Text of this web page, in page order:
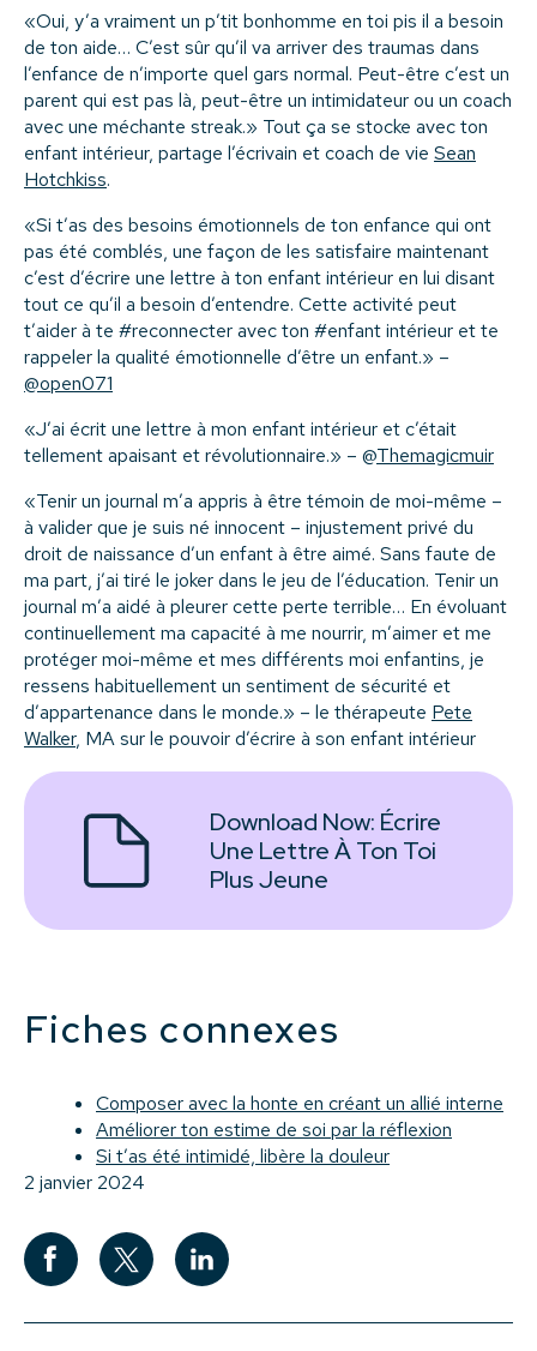
«Oui, y’a vraiment un p’tit bonhomme en toi pis il a besoin
de ton aide… C’est sûr qu’il va arriver des traumas dans
l’enfance de n’importe quel gars normal. Peut-être c’est un
parent qui est pas là, peut-être un intimidateur ou un coach
avec une méchante streak.» Tout ça se stocke avec ton
enfant intérieur, partage l’écrivain et coach de vie Sean
Hotchkiss.
«Si t’as des besoins émotionnels de ton enfance qui ont
pas été comblés, une façon de les satisfaire maintenant
c’est d’écrire une lettre à ton enfant intérieur en lui disant
tout ce qu’il a besoin d’entendre. Cette activité peut
t’aider à te #reconnecter avec ton #enfant intérieur et te
rappeler la qualité émotionnelle d’être un enfant.» –
@open071
«J’ai écrit une lettre à mon enfant intérieur et c’était
tellement apaisant et révolutionnaire.» – @Themagicmuir
«Tenir un journal m’a appris à être témoin de moi-même –
à valider que je suis né innocent – injustement privé du
droit de naissance d’un enfant à être aimé. Sans faute de
ma part, j’ai tiré le joker dans le jeu de l’éducation. Tenir un
journal m’a aidé à pleurer cette perte terrible… En évoluant
continuellement ma capacité à me nourrir, m’aimer et me
protéger moi-même et mes différents moi enfantins, je
ressens habituellement un sentiment de sécurité et
d’appartenance dans le monde.» – le thérapeute Pete
Walker, MA sur le pouvoir d’écrire à son enfant intérieur
Download Now: Écrire
Une Lettre À Ton Toi
Plus Jeune
Fiches connexes
Composer avec la honte en créant un allié interne
Améliorer ton estime de soi par la réflexion
Si t’as été intimidé, libère la douleur
2 janvier 2024